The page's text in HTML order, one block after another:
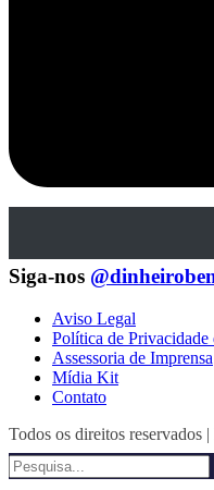
Siga-nos
Aviso Legal
Política de
Assessoria de Imprensa
Mídia Kit
Contato
Todos os direitos reservados